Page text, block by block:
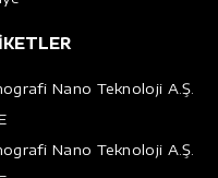
Nano Teknoloji A.Ş.
Nano Teknoloji A.Ş.